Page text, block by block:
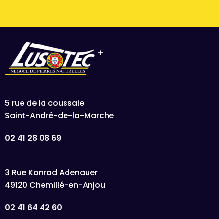
5 rue de la coussaie
Saint-André-de-la-Marche
02 41 28 08 69
3 Rue Konrad Adenauer
49120 Chemillé-en-Anjou
02 41 64 42 60